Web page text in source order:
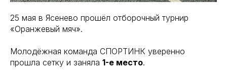
25 мая в Ясенево прошёл отборочный турнир
«Оранжевый мяч».
Молодёжная команда СПОРТИНК уверенно
прошла сетку и заняла 1-е место.